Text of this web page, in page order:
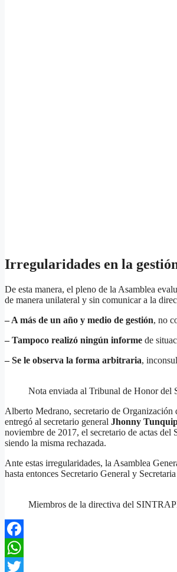
Irregularidades en la
De esta manera, el pleno de la Asamblea
de manera unilateral y sin comunicar a la
– A más de un año y medio de gestión, no
– Tampoco realizó ningún informe de
– Se le observa la forma arbitraria,
Nota enviada al Tribunal de Honor
Alberto Medrano, secretario de
entregó al secretario general Jhonny
noviembre de 2017, el secretario de actas
siendo la misma rechazada.
Ante estas irregularidades, la Asamblea
hasta entonces Secretario General y
Miembros de la directiva del
Facebook
WhatsApp